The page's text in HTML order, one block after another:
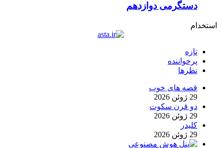
دستگرمی دوازدهم
استخدام
تازه
پرخواننده
نظرها
قصه های خوب
29 ژوئن 2026
دو قرن سکوت
29 ژوئن 2026
کلیدر
29 ژوئن 2026